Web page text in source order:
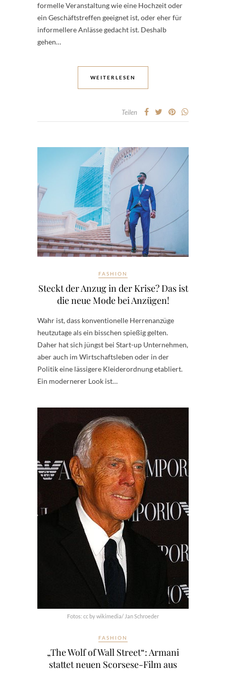
formelle Veranstaltung wie eine Hochzeit oder
ein Geschäftstreffen geeignet ist, oder eher für
informellere Anlässe gedacht ist. Deshalb
gehen…
WEITERLESEN
Teilen
FASHION
Steckt der Anzug in der Krise? Das ist
die neue Mode bei Anzügen!
Wahr ist, dass konventionelle Herrenanzüge
heutzutage als ein bisschen spießig gelten.
Daher hat sich jüngst bei Start-up Unternehmen,
aber auch im Wirtschaftsleben oder in der
Politik eine lässigere Kleiderordnung etabliert.
Ein modernerer Look ist…
Fotos: cc by wikimedia/ Jan Schroeder
FASHION
„The Wolf of Wall Street“: Armani
stattet neuen Scorsese-Film aus